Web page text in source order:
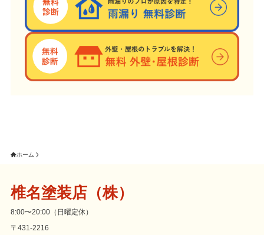
ホーム
椎名塗装店（株）
8:00〜20:00（日曜定休）
〒431-2216